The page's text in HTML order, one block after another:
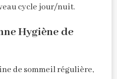
cycle jour/nuit.
Hygiène de
de sommeil régulière,